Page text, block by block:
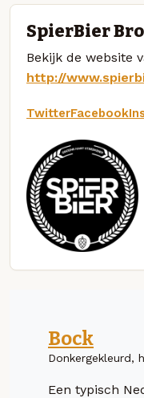
SpierBier
Bekijk de website
http://
TwitterFacebook
Bock
Donkergekleurd,
Een typisch